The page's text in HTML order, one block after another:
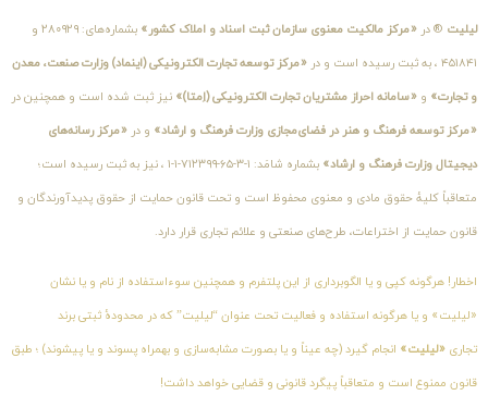
لیلیت ® در «مرکز مالکیت معنوی سازمان ثبت اسناد و املاک کشور» بشماره‌های: ۲۸۰۹۲۹ و
۴۵۱۸۴۱ ، به ثبت رسیده است و در «مرکز توسعه تجارت الکترونیکی (اینماد) وزارت صنعت، معدن
و تجارت» و «سامانه احراز مشتریان تجارت الکترونیکی (اِمتا)» نیز ثبت شده است و همچنین در
«مرکز توسعه فرهنگ و هنر در فضای‌مجازی وزارت فرهنگ و ارشاد» و در «مرکز رسانه‌های
دیجیتال وزارت فرهنگ و ارشاد» بشماره شامَد: ۱-۳-۶۵-۷۱۲۳۹۹-۱-۱ ، نیز به ثبت رسیده است؛
متعاقباً کلیهٔ حقوق مادی و معنوی محفوظ است و تحت قانون حمایت از حقوق پدیدآورندگان و
قانون حمایت از اختراعات، طرح‌های صنعتی و علائم تجاری قرار دارد.
اخطار! هرگونه کپی و یا الگوبرداری از این پلتفرم و همچنین سوءاستفاده از نام و یا نشان
«لیلیت» و یا هرگونه استفاده و فعالیت تحت عنوان “لیلیت” که در محدودهٔ ثبتی برند
تجاری «لیلیت» انجام گیرد (چه عیناً و یا بصورت مشابه‌سازی و بهمراه پسوند و یا پیشوند) ؛ طبق
قانون ممنوع است و متعاقباً پیگرد قانونی و قضایی خواهد داشت!